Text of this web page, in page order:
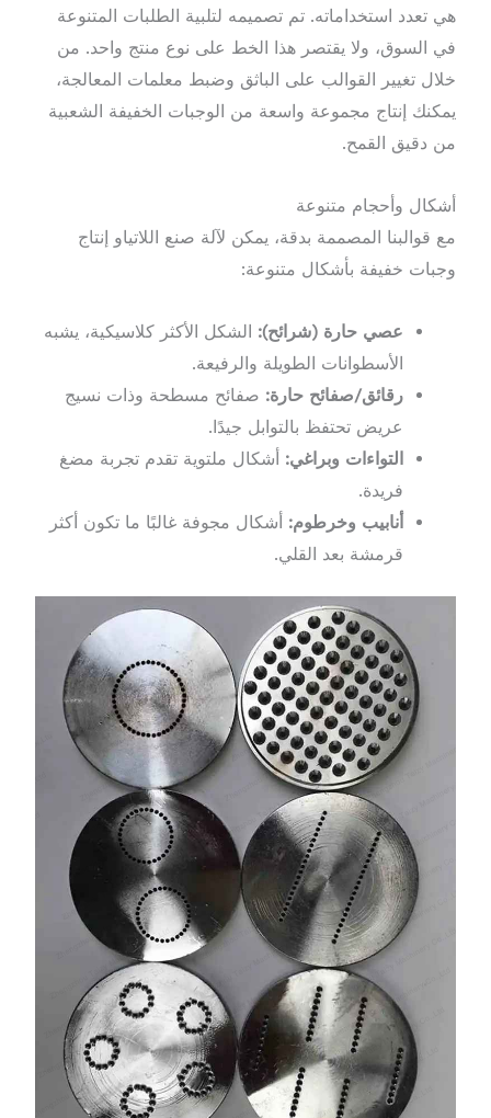
هي تعدد استخداماته. تم تصميمه لتلبية الطلبات المتنوعة
في السوق، ولا يقتصر هذا الخط على نوع منتج واحد. من
خلال تغيير القوالب على الباثق وضبط معلمات المعالجة،
يمكنك إنتاج مجموعة واسعة من الوجبات الخفيفة الشعبية
من دقيق القمح.
أشكال وأحجام متنوعة
مع قوالبنا المصممة بدقة، يمكن لآلة صنع اللاتياو إنتاج
وجبات خفيفة بأشكال متنوعة:
عصي حارة (شرائح): الشكل الأكثر كلاسيكية، يشبه
الأسطوانات الطويلة والرفيعة.
رقائق/صفائح حارة: صفائح مسطحة وذات نسيج
عريض تحتفظ بالتوابل جيدًا.
التواءات وبراغي: أشكال ملتوية تقدم تجربة مضغ
فريدة.
أنابيب وخرطوم: أشكال مجوفة غالبًا ما تكون أكثر
قرمشة بعد القلي.